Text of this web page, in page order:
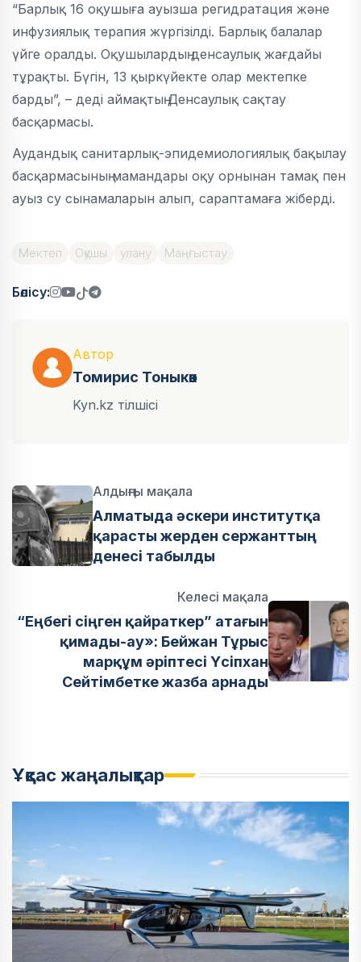
“Барлық 16 оқушыға ауызша регидратация және
инфузиялық терапия жүргізілді. Барлық балалар
үйге оралды. Оқушылардың денсаулық жағдайы
тұрақты. Бүгін, 13 қыркүйекте олар мектепке
барды”, – деді аймақтың Денсаулық сақтау
басқармасы.
Аудандық санитарлық-эпидемиологиялық бақылау
басқармасының мамандары оқу орнынан тамақ пен
ауыз су сынамаларын алып, сараптамаға жіберді.
Мектеп Оқушы улану Маңғыстау
Бөлісу:
Автор
Томирис Тоныкөк
Kyn.kz тілшісі
Алдыңғы мақала
Алматыда әскери институтқа
қарасты жерден сержанттың
денесі табылды
Келесі мақала
“Еңбегі сіңген қайраткер” атағын
қимады-ау»: Бейжан Тұрыс
марқұм әріптесі Үсіпхан
Сейтімбетке жазба арнады
Ұқсас жаңалықтар